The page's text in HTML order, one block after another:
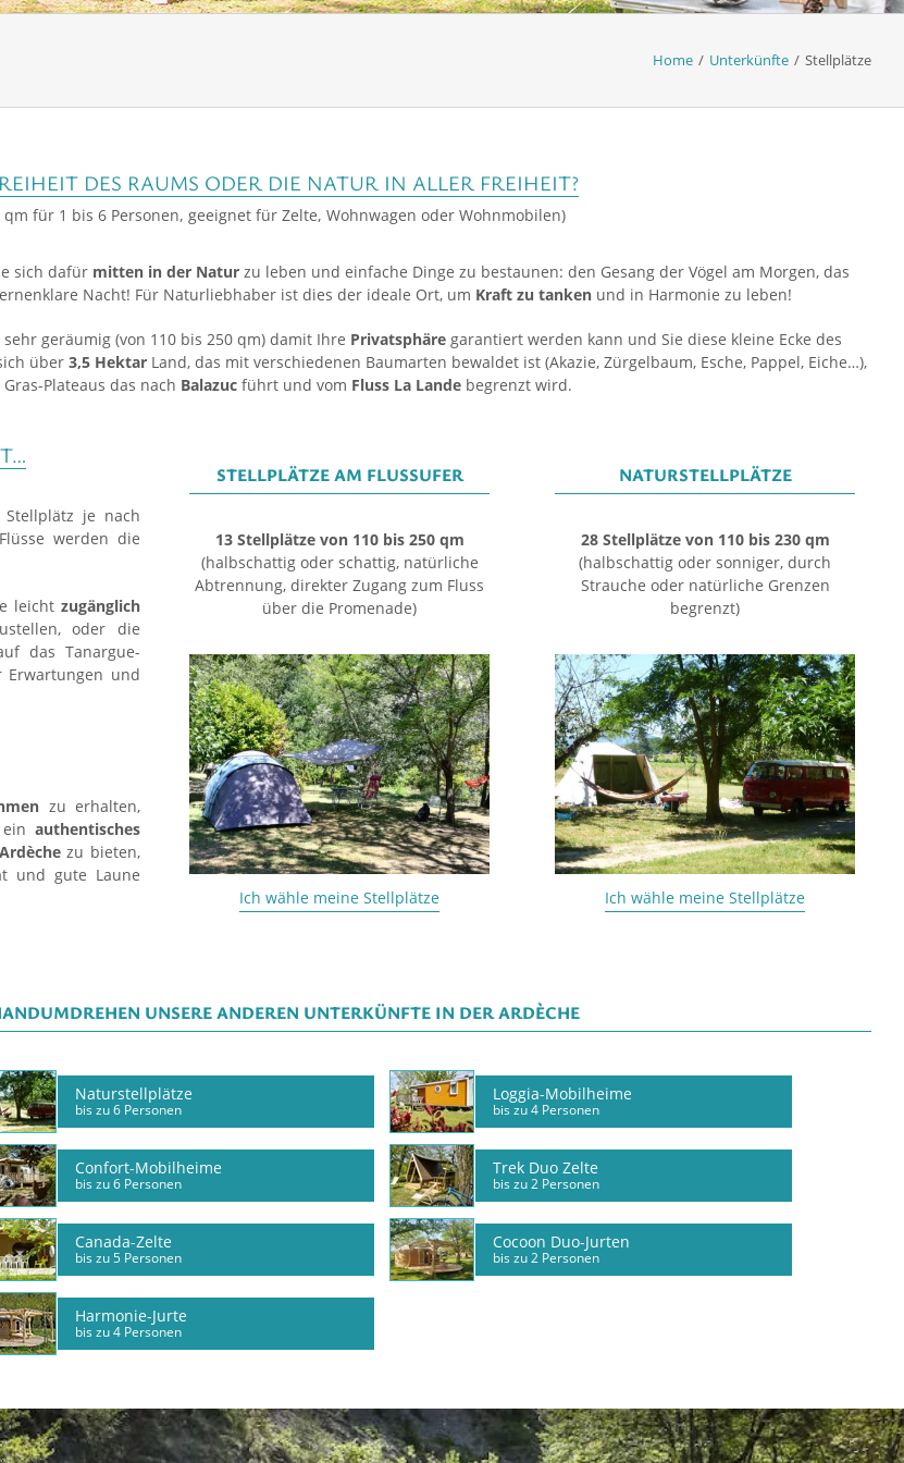
Home / Unterkünfte / Stellplätze
DES RAUMS ODER DIE NATUR IN ALLER FREIHEIT?
für 1 bis 6 Personen, geeignet für Zelte, Wohnwagen oder Wohnmobilen)
sich dafür mitten in der Natur zu leben und einfache Dinge zu bestaunen: den Gesang der Vögel am Morgen, das
Nacht! Für Naturliebhaber ist dies der ideale Ort, um Kraft zu tanken und in Harmonie zu leben!
geräumig (von 110 bis 250 qm) damit Ihre Privatsphäre garantiert werden kann und Sie diese kleine Ecke des
über 3,5 HektarLand, das mit verschiedenen Baumarten bewaldet ist (Akazie, Zürgelbaum, Esche, Pappel, Eiche…),
Plateaus das nach Balazuc führt und vom Fluss La Lande begrenzt wird.
je nach
werden die
leichtzugänglich
oder die
das Tanargue-
und
zu erhalten,
authentisches
zu bieten,
und gute Laune
STELLPLÄTZE AM FLUSSUFER
13 Stellplätze von 110 bis 250 qm
(halbschattig oder schattig, natürliche
Abtrennung, direkter Zugang zum Fluss
über die Promenade)
Ich wähle meine Stellplätze
NATURSTELLPLÄTZE
28 Stellplätze von 110 bis 230 qm
(halbschattig oder sonniger, durch
Strauche oder natürliche Grenzen
begrenzt)
Ich wähle meine Stellplätze
UNSERE ANDEREN UNTERKÜNFTE IN DER ARDÈCHE
Naturstellplätze
bis zu 6 Personen
Loggia-Mobilheime
bis zu 4 Personen
Confort-Mobilheime
bis zu 6 Personen
Trek Duo Zelte
bis zu 2 Personen
Canada-Zelte
bis zu 5 Personen
Cocoon Duo-Jurten
bis zu 2 Personen
Harmonie-Jurte
bis zu 4 Personen